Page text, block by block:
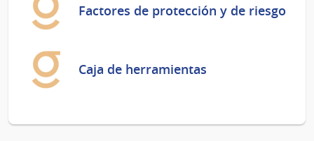
Factores de protección y de riesgo
Caja de herramientas